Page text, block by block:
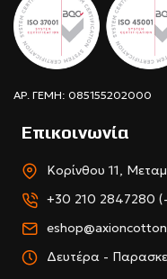
ΑΡ. ΓΕΜΗ: 085155202000
Επικοινωνία
Κορίνθου 11,
+30 210 2847280
Δευτέρα -